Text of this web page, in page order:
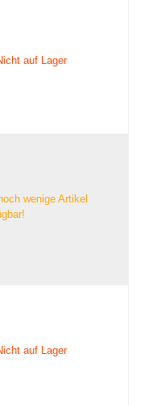
auf Lager
wenige Artikel
auf Lager